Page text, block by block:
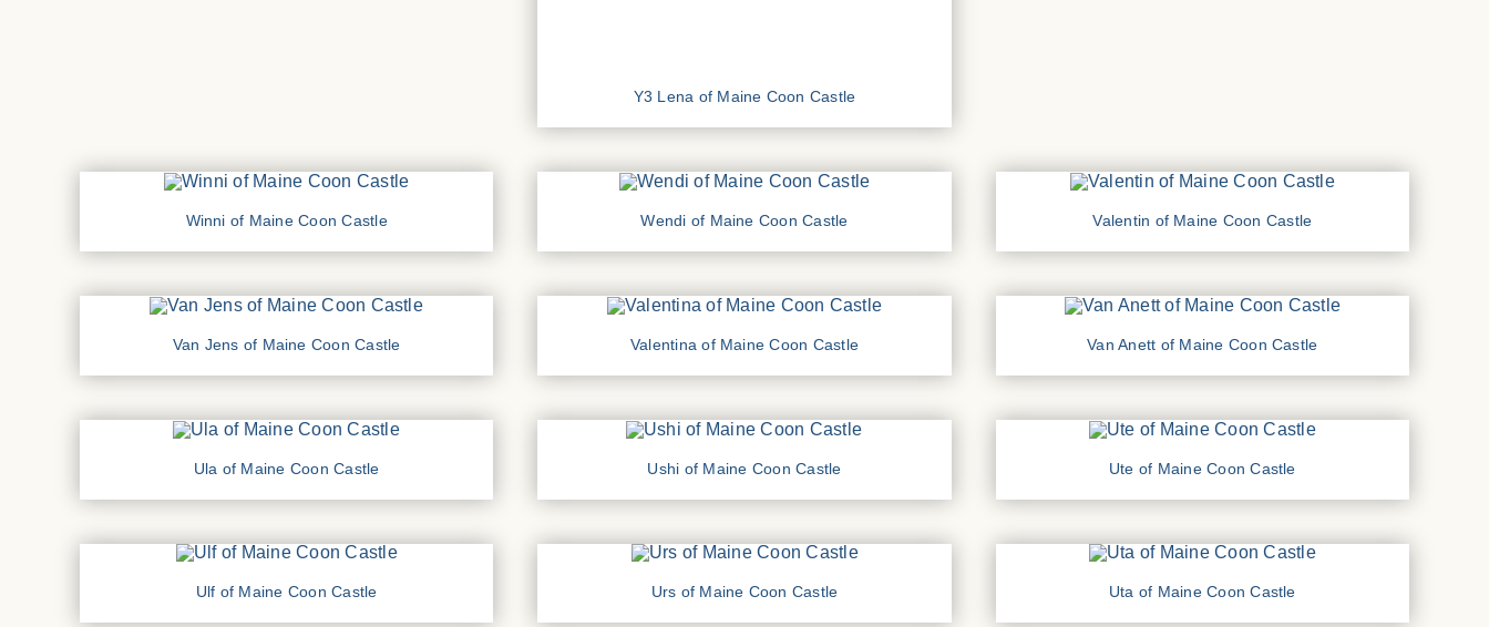
Y3 Lena of Maine Coon Castle
Winni of Maine Coon Castle Wendi of Maine Coon Castle Valentin of Maine Coon Castle
Van Jens of Maine Coon Castle Valentina of Maine Coon Castle Van Anett of Maine Coon Castle
Ula of Maine Coon Castle Ushi of Maine Coon Castle Ute of Maine Coon Castle
Ulf of Maine Coon Castle Urs of Maine Coon Castle Uta of Maine Coon Castle